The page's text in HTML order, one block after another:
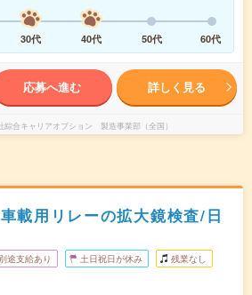
30代 40代 50代 60代
応募へ進む 詳しく見る
綜合キャリアオプション 製造事業部（全国）
載用リレーの拡大鏡検査/日
途支給あり 土日祝日が休み 残業なし